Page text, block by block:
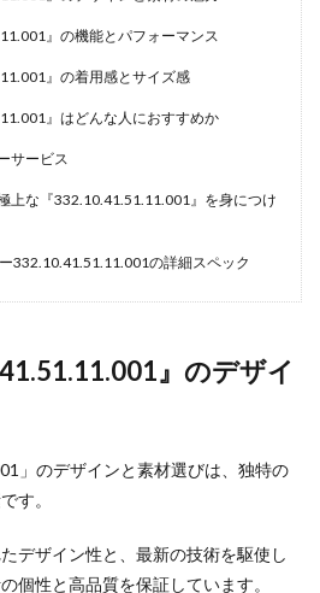
』の機能とパフォーマンス
』の着用感とサイズ感
』はどんな人におすすめか
サービス
上な『332.10.41.51.11.001』を身につけ
332.10.41.51.11.001の詳細スペック
』のデザイ
」のデザインと素材選びは、独特の
す。
デザイン性と、最新の技術を駆使し
個性と高品質を保証しています。